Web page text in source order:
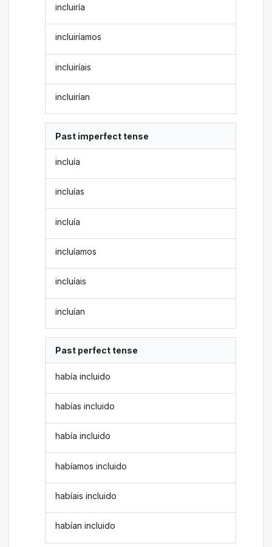
incluiría
incluiríamos
incluiríais
incluirían
Past imperfect tense
incluía
incluías
incluía
incluíamos
incluíais
incluían
Past perfect tense
había incluido
habías incluido
había incluido
habíamos incluido
habíais incluido
habían incluido